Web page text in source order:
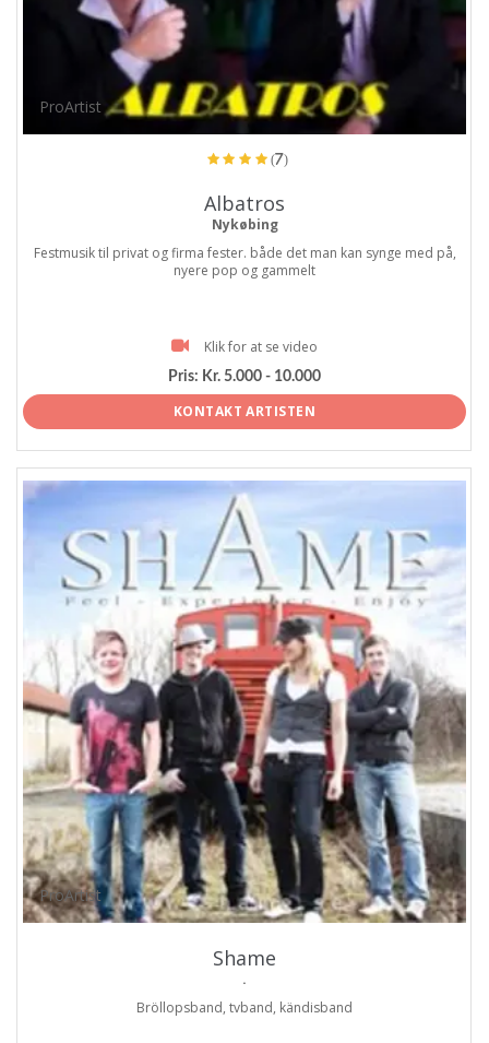
ProArtist
(7)
Albatros
Nykøbing
Festmusik til privat og firma fester. både det man kan synge med på,
nyere pop og gammelt
Klik for at se video
Pris: Kr. 5.000 - 10.000
KONTAKT ARTISTEN
ProArtist
Shame
.
Bröllopsband, tvband, kändisband